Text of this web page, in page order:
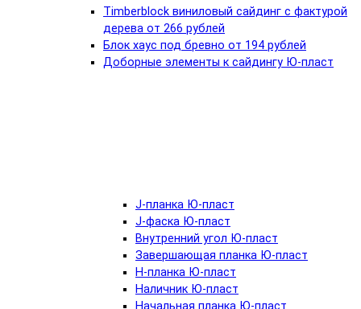
Timberblock виниловый сайдинг с фактурой
дерева от 266 рублей
Блок хаус под бревно от 194 рублей
Доборные элементы к сайдингу Ю-пласт
J-планка Ю-пласт
J-фаска Ю-пласт
Внутренний угол Ю-пласт
Завершающая планка Ю-пласт
Н-планка Ю-пласт
Наличник Ю-пласт